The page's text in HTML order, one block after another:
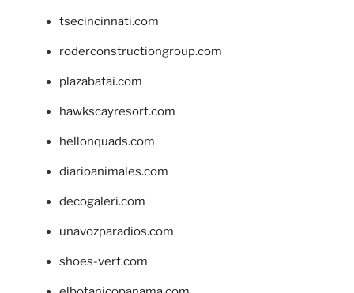
tsecincinnati.com
roderconstructiongroup.com
plazabatai.com
hawkscayresort.com
hellonquads.com
diarioanimales.com
decogaleri.com
unavozparadios.com
shoes-vert.com